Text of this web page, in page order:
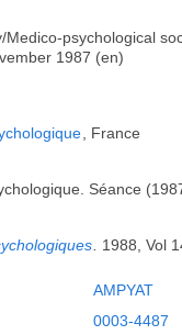
psychological
1987 (en)
, France
Séance
1988, Vol
AMPYAT
0003-4487